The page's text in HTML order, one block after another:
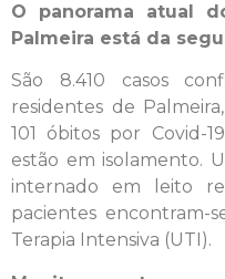
O panorama atual
Palmeira está da
São 8.410 casos
residentes de
101 óbitos por Covid-
estão em isolamento.
internado em leito
pacientes encontram-
Terapia Intensiva (UTI).